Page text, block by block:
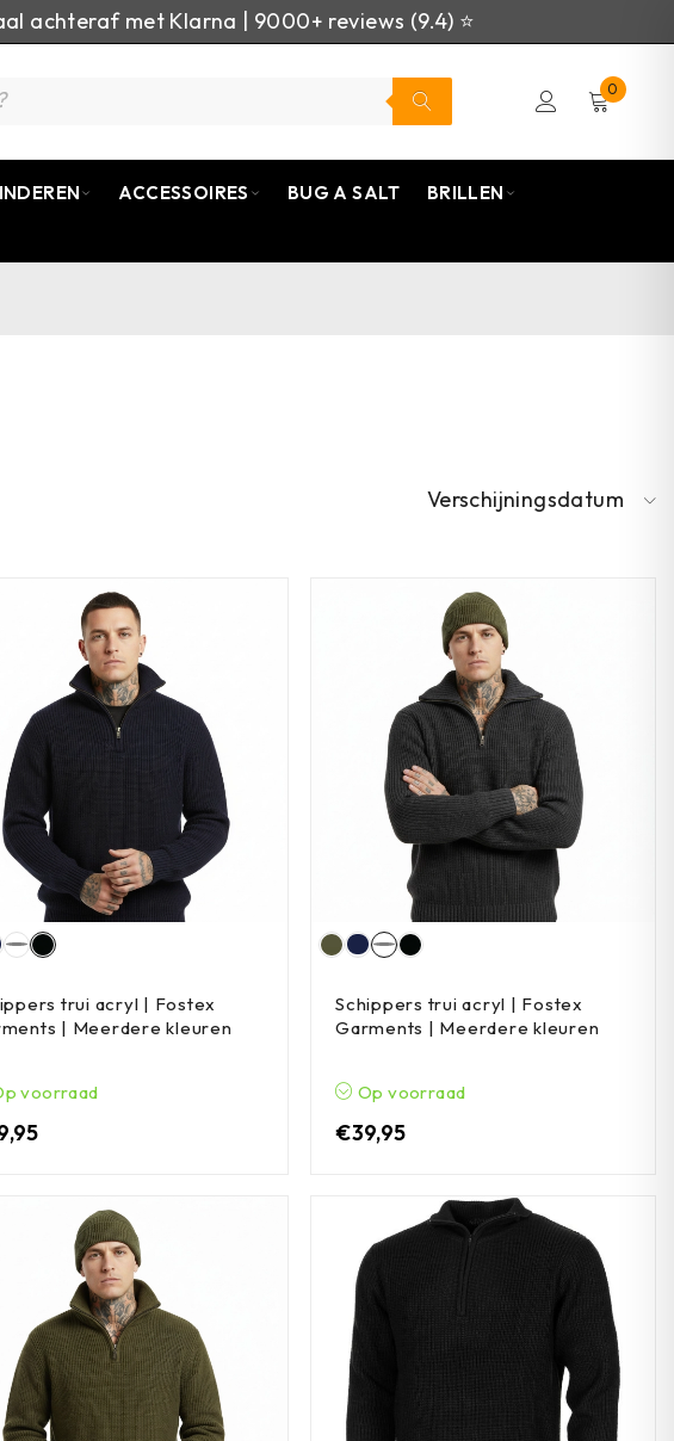
achteraf met Klarna | 9000+ reviews (9.4) ⭐
0
ACCESSOIRES BUG A SALT
BRILLEN
Verschijningsdatum
trui acryl | Fostex
| Meerdere kleuren
voorraad
Schippers trui acryl | Fostex
Garments | Meerdere kleuren
Op voorraad
€39,95